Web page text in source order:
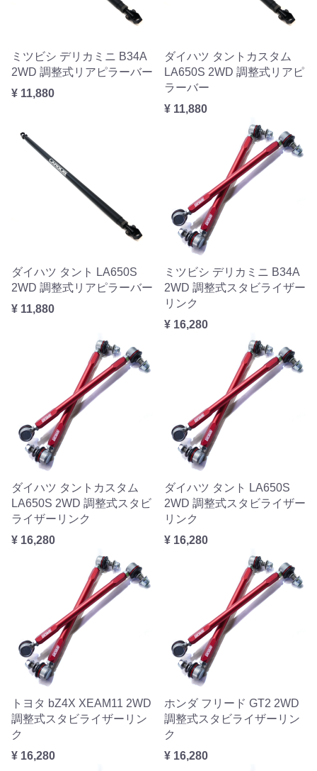
ミツビシ デリカミニ B34A
2WD 調整式リアピラーバー
¥ 11,880
ダイハツ タントカスタム
LA650S 2WD 調整式リアピ
ラーバー
¥ 11,880
ダイハツ タント LA650S
2WD 調整式リアピラーバー
¥ 11,880
ミツビシ デリカミニ B34A
2WD 調整式スタビライザー
リンク
¥ 16,280
ダイハツ タントカスタム
LA650S 2WD 調整式スタビ
ライザーリンク
¥ 16,280
ダイハツ タント LA650S
2WD 調整式スタビライザー
リンク
¥ 16,280
トヨタ bZ4X XEAM11 2WD
調整式スタビライザーリン
ク
¥ 16,280
ホンダ フリード GT2 2WD
調整式スタビライザーリン
ク
¥ 16,280